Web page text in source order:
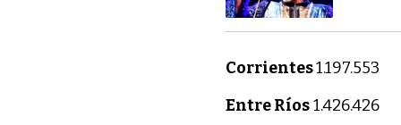
Corrientes1.197.553
Entre Ríos1.426.426